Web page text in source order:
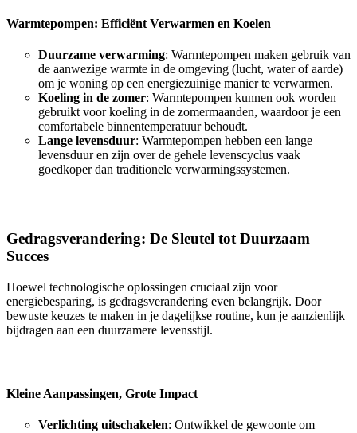
Warmtepompen: Efficiënt Verwarmen en Koelen
Duurzame verwarming: Warmtepompen maken gebruik van
de aanwezige warmte in de omgeving (lucht, water of aarde)
om je woning op een energiezuinige manier te verwarmen.
Koeling in de zomer: Warmtepompen kunnen ook worden
gebruikt voor koeling in de zomermaanden, waardoor je een
comfortabele binnentemperatuur behoudt.
Lange levensduur: Warmtepompen hebben een lange
levensduur en zijn over de gehele levenscyclus vaak
goedkoper dan traditionele verwarmingssystemen.
Gedragsverandering: De Sleutel tot Duurzaam
Succes
Hoewel technologische oplossingen cruciaal zijn voor
energiebesparing, is gedragsverandering even belangrijk. Door
bewuste keuzes te maken in je dagelijkse routine, kun je aanzienlijk
bijdragen aan een duurzamere levensstijl.
Kleine Aanpassingen, Grote Impact
Verlichting uitschakelen: Ontwikkel de gewoonte om